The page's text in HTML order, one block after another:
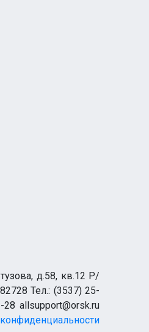
д.58, кв.12 Р/
Тел.: (3537) 25-
allsupport@orsk.ru